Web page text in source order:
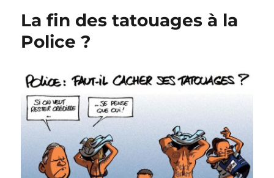
des…
La fin des tatouages à la
Police ?